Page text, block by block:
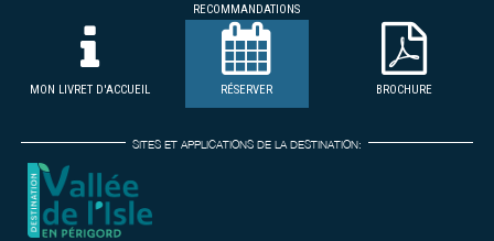
RECOMMANDATIONS
MON LIVRET D'ACCUEIL RÉSERVER BROCHURE
SITES ET APPLICATIONS DE LA DESTINATION: